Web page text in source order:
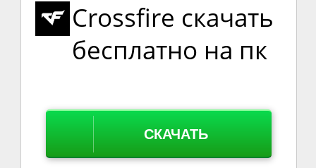
Crossfire скачать
бесплатно на пк
СКАЧАТЬ